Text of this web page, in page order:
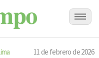
11 de febrero de 2026